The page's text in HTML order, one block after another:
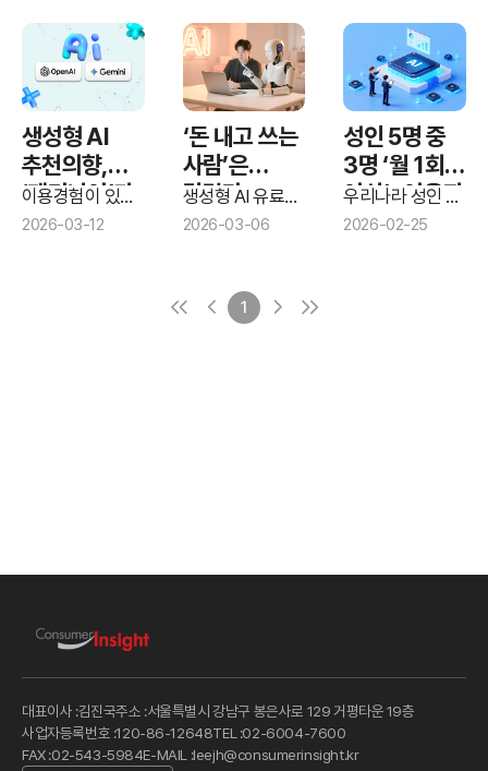
비서`
(종합)
AI로 챗GPT를
써보고 넘어온 데
비해, 챗GPT
주이용자는 10명
중 9명이
처음부터
현재까지 줄곧
챗GPT를 쓰고
있었다.
생성형 AI
추천의향,
‘제미나이’가
‘챗GPT’보다
이용경험이 있는
생성형 AI에 대한
2026-03-12
‘돈 내고 쓰는
사람’은
달랐다…
이용시간
생성형 AI 유료
이용자의 하루
이용 빈도(‘하루
여러 번 이용’
2026-03-06
성인 5명 중
3명 ‘월 1회
이상’...이용자
5명 중 1명은
우리나라 성인 중
챗GPT, 제미나이
2026-02-25
1
대표이사 :김진국주소 :서울특별시 강남구 봉은사로 129 거평타운 19층
사업자등록번호 :120-86-12648TEL :02-6004-7600
FAX :02-543-5984E-MAIL :leejh@consumerinsight.kr